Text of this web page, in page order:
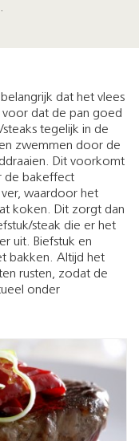
dat het vlees
dat de pan goed
tegelijk in de
zwemmen door de
Dit voorkomt
de bakeffect
waardoor het
koken. Dit zorgt dan
steak die er het
uit. Biefstuk en
bakken. Altijd het
rusten, zodat de
onder